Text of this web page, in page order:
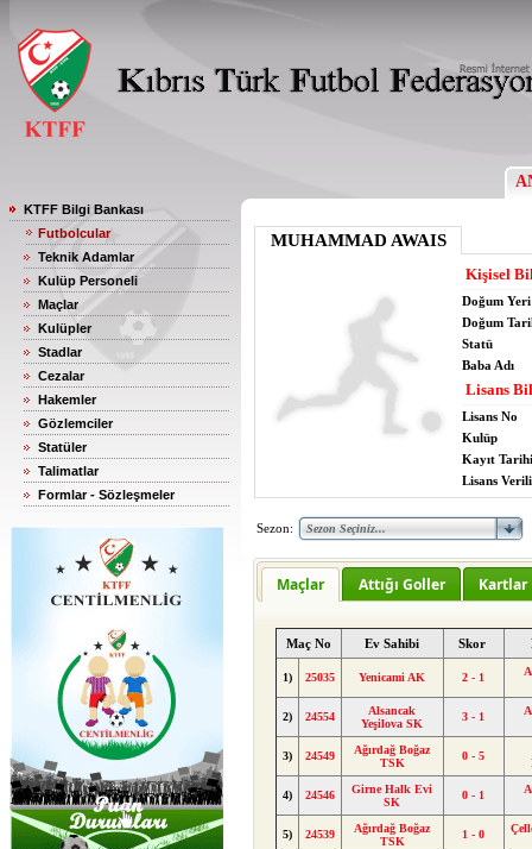
KTFF Bilgi Bankası
Futbolcular
Teknik Adamlar
Kulüp Personeli
Maçlar
Kulüpler
Stadlar
Cezalar
Hakemler
Gözlemciler
Statüler
Talimatlar
Formlar - Sözleşmeler
MUHAMMAD AWAIS
Kişisel
Doğum Yeri
Doğum
Statü
Baba Adı
Lisans
Lisans No
Kulüp
Kayıt Tarihi
Lisans
Sezon:
Maçlar Attığı Goller Kartlar
Maç No Ev Sahibi Skor
1) 25035 Yenicami AK 2 - 1
2) 24554
Alsancak
Yeşilova SK
3 - 1
3) 24549
Ağırdağ Boğaz
TSK
0 - 5
4) 24546
Girne Halk Evi
SK
0 - 1
5) 24539
Ağırdağ Boğaz
TSK
1 - 0